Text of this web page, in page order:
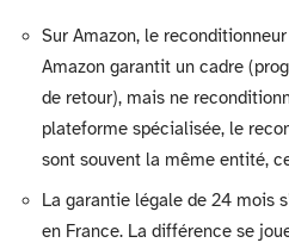
Sur Amazon, le
Amazon garantit un cadre
de retour), mais ne
plateforme spécialisée, le
sont souvent la même entité,
La garantie légale de 24 mois
en France. La différence se